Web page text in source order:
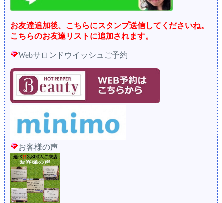
お友達追加後、こちらにスタンプ送信してくださいね。
こちらのお友達リストに追加されます。
Webサロンドウイッシュご予約
お客様の声